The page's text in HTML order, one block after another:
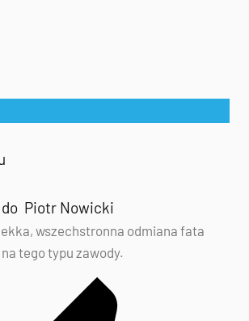
Piotr Nowicki
wszechstronna odmiana fata
tego typu zawody.